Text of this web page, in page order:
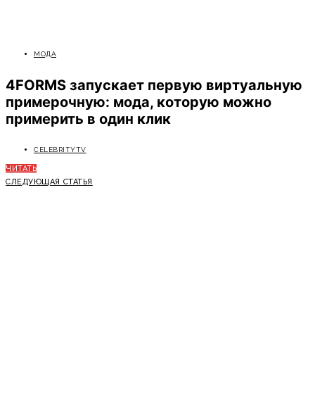
МОДА
4FORMS запускает первую виртуальную
примерочную: мода, которую можно
примерить в один клик
CELEBRITYTV
ЧИТАТЬ
СЛЕДУЮЩАЯ СТАТЬЯ